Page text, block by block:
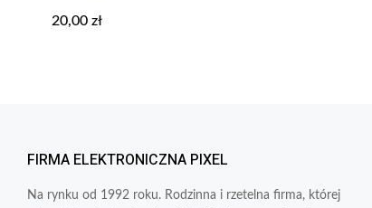
20,00 zł
FIRMA ELEKTRONICZNA PIXEL
Na rynku od 1992 roku. Rodzinna i rzetelna firma, której